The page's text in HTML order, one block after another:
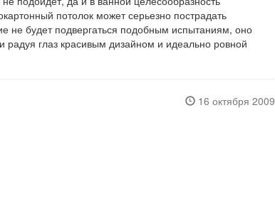
потолок может серьезно пострадать
не будет подвергаться подобным испытаниям, оно
радуя глаз красивым дизайном и идеально ровной
16 октября 2009